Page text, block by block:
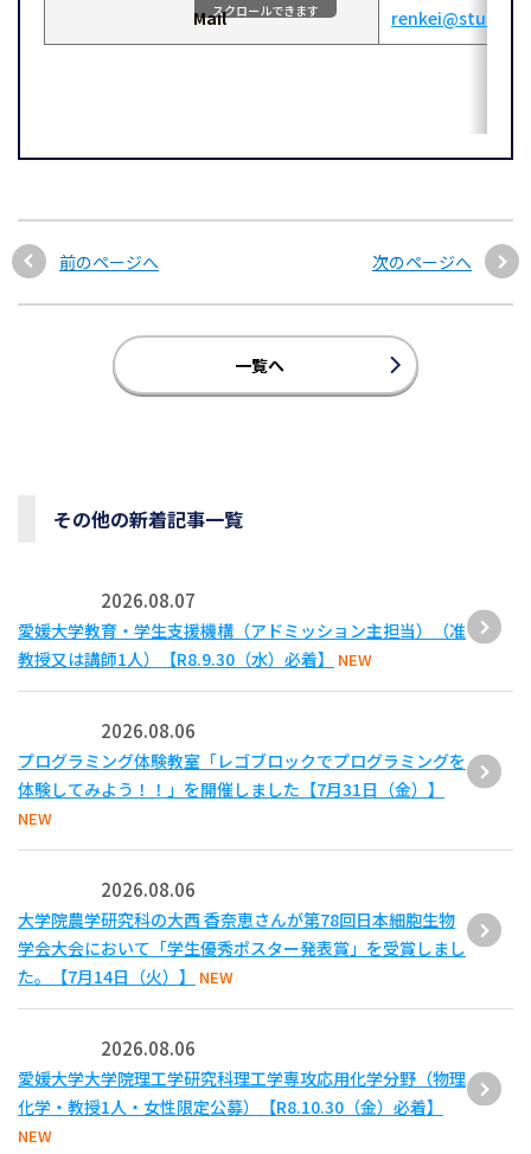
Mailスクロールできます
前のページへ 次のページへ
一覧へ
その他の新着記事一覧
2026.08.07
愛媛大学教育・学生支援機構（アドミッション主担当）（准
教授又は講師1人）【R8.9.30（水）必着】
NEW
2026.08.06
プログラミング体験教室「レゴブロックでプログラミングを
体験してみよう！！」を開催しました【7月31日（金）】
NEW
2026.08.06
大学院農学研究科の大西 香奈恵さんが第78回日本細胞生物
学会大会において「学生優秀ポスター発表賞」を受賞しまし
た。【7月14日（火）】
NEW
2026.08.06
愛媛大学大学院理工学研究科理工学専攻応用化学分野（物理
化学・教授1人・女性限定公募）【R8.10.30（金）必着】
NEW